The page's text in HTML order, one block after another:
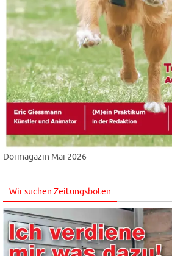
Dormagazin Mai 2026
Wir suchen Zeitungsboten